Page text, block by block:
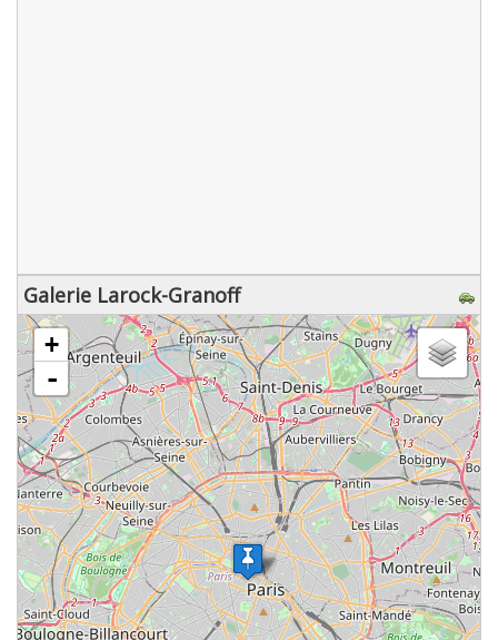
Galerie Larock-Granoff
chargement de la carte - veuillez patienter...
+
-